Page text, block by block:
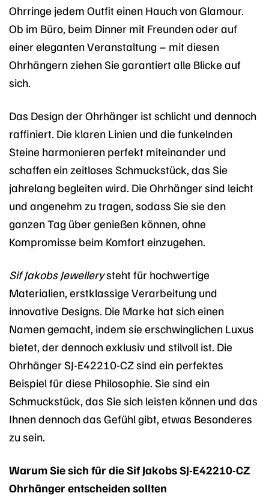
Ohrringe jedem Outfit einen Hauch von Glamour.
Ob im Büro, beim Dinner mit Freunden oder auf
einer eleganten Veranstaltung – mit diesen
Ohrhängern ziehen Sie garantiert alle Blicke auf
sich.
Das Design der Ohrhänger ist schlicht und dennoch
raffiniert. Die klaren Linien und die funkelnden
Steine harmonieren perfekt miteinander und
schaffen ein zeitloses Schmuckstück, das Sie
jahrelang begleiten wird. Die Ohrhänger sind leicht
und angenehm zu tragen, sodass Sie sie den
ganzen Tag über genießen können, ohne
Kompromisse beim Komfort einzugehen.
Sif Jakobs Jewellerysteht für hochwertige
Materialien, erstklassige Verarbeitung und
innovative Designs. Die Marke hat sich einen
Namen gemacht, indem sie erschwinglichen Luxus
bietet, der dennoch exklusiv und stilvoll ist. Die
Ohrhänger SJ-E42210-CZ sind ein perfektes
Beispiel für diese Philosophie. Sie sind ein
Schmuckstück, das Sie sich leisten können und das
Ihnen dennoch das Gefühl gibt, etwas Besonderes
zu sein.
Warum Sie sich für die Sif Jakobs SJ-E42210-CZ
Ohrhänger entscheiden sollten